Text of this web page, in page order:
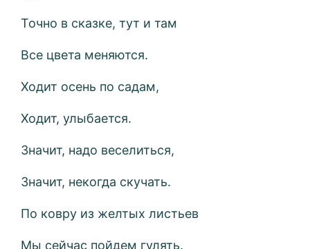
Точно в сказке, тут и там
Все цвета меняются.
Ходит осень по садам,
Ходит, улыбается.
Значит, надо веселиться,
Значит, некогда скучать.
По ковру из желтых листьев
Мы сейчас пойдем гулять.